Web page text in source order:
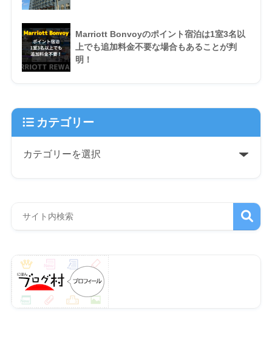
Marriott Bonvoyのポイント宿泊は1室3名以
上でも追加料金不要な場合もあることが判
明！
カテゴリー